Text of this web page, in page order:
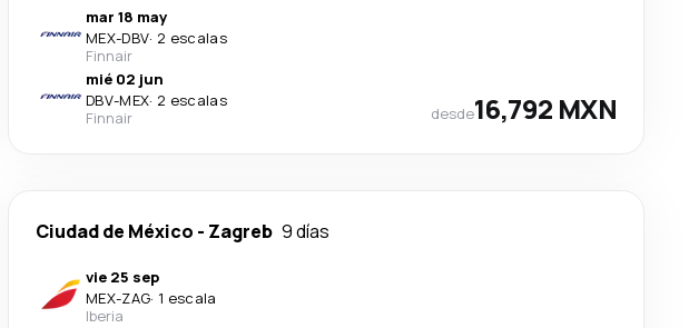
mar 18 may
MEX-DBV· 2 escalas
Finnair
mié 02 jun
DBV-MEX· 2 escalas
Finnair
desde16,792 MXN
Ciudad de México - Zagreb 9 días
vie 25 sep
MEX-ZAG· 1 escala
Iberia